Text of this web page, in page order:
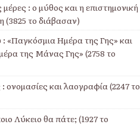
: ο μύθος και η επιστημονική
(3825 το διάβασαν)
: «Παγκόσμια Ημέρα της Γης» και
της Μάνας Γης» (2758 το
ονομασίες και λαογραφία (2247 το
Λύκειο θα πάτε; (1927 το